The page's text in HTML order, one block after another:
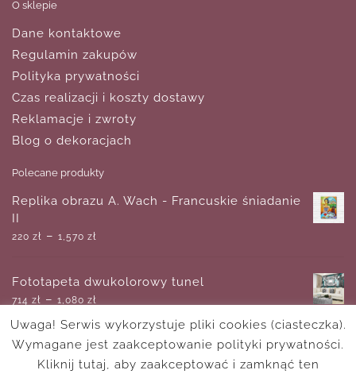
O sklepie
Dane kontaktowe
Regulamin zakupów
Polityka prywatności
Czas realizacji i koszty dostawy
Reklamacje i zwroty
Blog o dekoracjach
Polecane produkty
Replika obrazu A. Wach - Francuskie śniadanie
II
220 zł – 1,570 zł
Fototapeta dwukolorowy tunel
714 zł – 1,080 zł
Plakat ze zwierzątkami w kolejce górskiej
– 110 zł
Uwaga! Serwis wykorzystuje pliki cookies (ciasteczka).
Wymagane jest zaakceptowanie polityki prywatności.
Kliknij tutaj, aby zaakceptować i zamknąć ten